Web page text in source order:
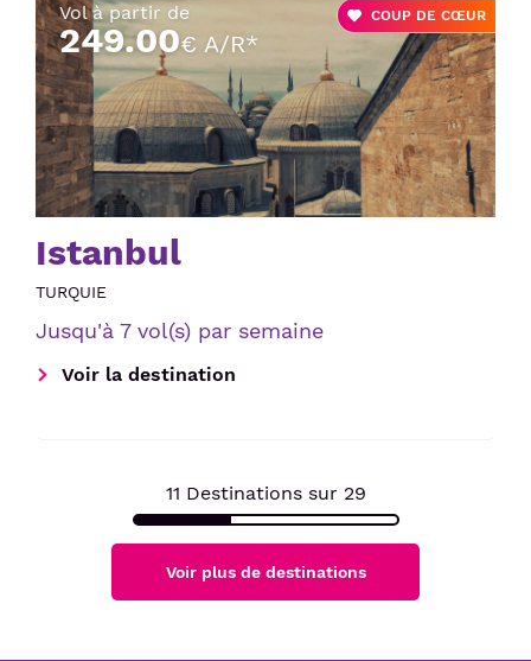
COUP DE CŒUR
Vol à partir de
249.00€ A/R*
Istanbul
TURQUIE
Jusqu'à 7 vol(s) par semaine
Voir la destination
11 Destinations sur 29
Voir plus de destinations